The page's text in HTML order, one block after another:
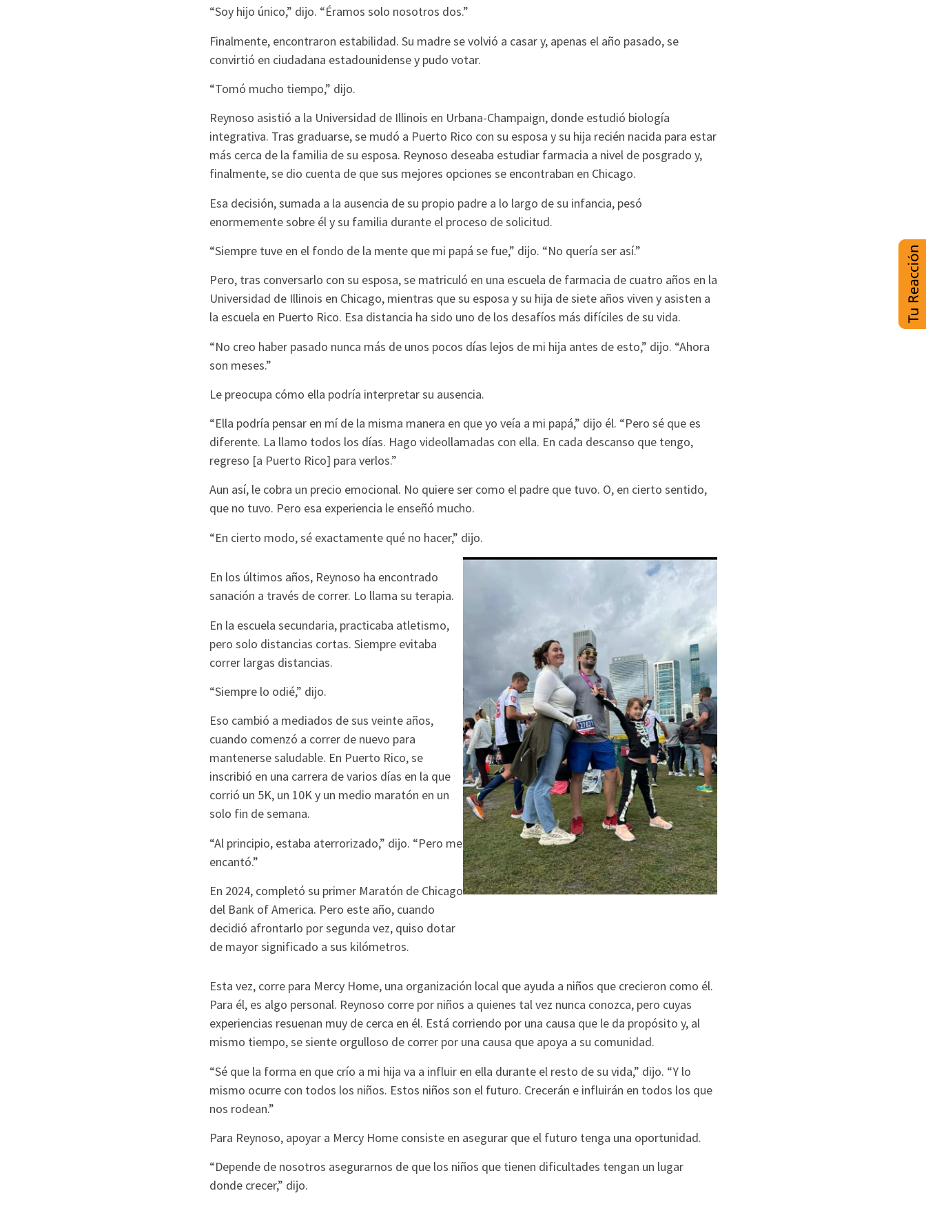
“Soy hijo único,” dijo. “Éramos solo nosotros dos.”
Finalmente, encontraron estabilidad. Su madre se volvió a casar y, apenas el año pasado, se
convirtió en ciudadana estadounidense y pudo votar.
“Tomó mucho tiempo,” dijo.
Reynoso asistió a la Universidad de Illinois en Urbana-Champaign, donde estudió biología
integrativa. Tras graduarse, se mudó a Puerto Rico con su esposa y su hija recién nacida para estar
más cerca de la familia de su esposa. Reynoso deseaba estudiar farmacia a nivel de posgrado y,
finalmente, se dio cuenta de que sus mejores opciones se encontraban en Chicago.
Esa decisión, sumada a la ausencia de su propio padre a lo largo de su infancia, pesó
enormemente sobre él y su familia durante el proceso de solicitud.
“Siempre tuve en el fondo de la mente que mi papá se fue,” dijo. “No quería ser así.”
Pero, tras conversarlo con su esposa, se matriculó en una escuela de farmacia de cuatro años en la
Universidad de Illinois en Chicago, mientras que su esposa y su hija de siete años viven y asisten a
la escuela en Puerto Rico. Esa distancia ha sido uno de los desafíos más difíciles de su vida.
“No creo haber pasado nunca más de unos pocos días lejos de mi hija antes de esto,” dijo. “Ahora
son meses.”
Le preocupa cómo ella podría interpretar su ausencia.
“Ella podría pensar en mí de la misma manera en que yo veía a mi papá,” dijo él. “Pero sé que es
diferente. La llamo todos los días. Hago videollamadas con ella. En cada descanso que tengo,
regreso [a Puerto Rico] para verlos.”
Aun así, le cobra un precio emocional. No quiere ser como el padre que tuvo. O, en cierto sentido,
que no tuvo. Pero esa experiencia le enseñó mucho.
“En cierto modo, sé exactamente qué no hacer,” dijo.
En los últimos años, Reynoso ha encontrado
sanación a través de correr. Lo llama su terapia.
En la escuela secundaria, practicaba atletismo,
pero solo distancias cortas. Siempre evitaba
correr largas distancias.
“Siempre lo odié,” dijo.
Eso cambió a mediados de sus veinte años,
cuando comenzó a correr de nuevo para
mantenerse saludable. En Puerto Rico, se
inscribió en una carrera de varios días en la que
corrió un 5K, un 10K y un medio maratón en un
solo fin de semana.
“Al principio, estaba aterrorizado,” dijo. “Pero me
encantó.”
En 2024, completó su primer Maratón de Chicago
del Bank of America. Pero este año, cuando
decidió afrontarlo por segunda vez, quiso dotar
de mayor significado a sus kilómetros.
Esta vez, corre para Mercy Home, una organización local que ayuda a niños que crecieron como él.
Para él, es algo personal. Reynoso corre por niños a quienes tal vez nunca conozca, pero cuyas
experiencias resuenan muy de cerca en él. Está corriendo por una causa que le da propósito y, al
mismo tiempo, se siente orgulloso de correr por una causa que apoya a su comunidad.
“Sé que la forma en que crío a mi hija va a influir en ella durante el resto de su vida,” dijo. “Y lo
mismo ocurre con todos los niños. Estos niños son el futuro. Crecerán e influirán en todos los que
nos rodean.”
Para Reynoso, apoyar a Mercy Home consiste en asegurar que el futuro tenga una oportunidad.
“Depende de nosotros asegurarnos de que los niños que tienen dificultades tengan un lugar
donde crecer,” dijo.